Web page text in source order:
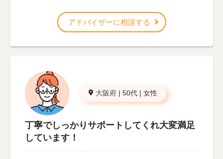
アドバイザーに相談する
大阪府 | 50代 | 女性
丁寧でしっかりサポートしてくれ大変満足
しています！